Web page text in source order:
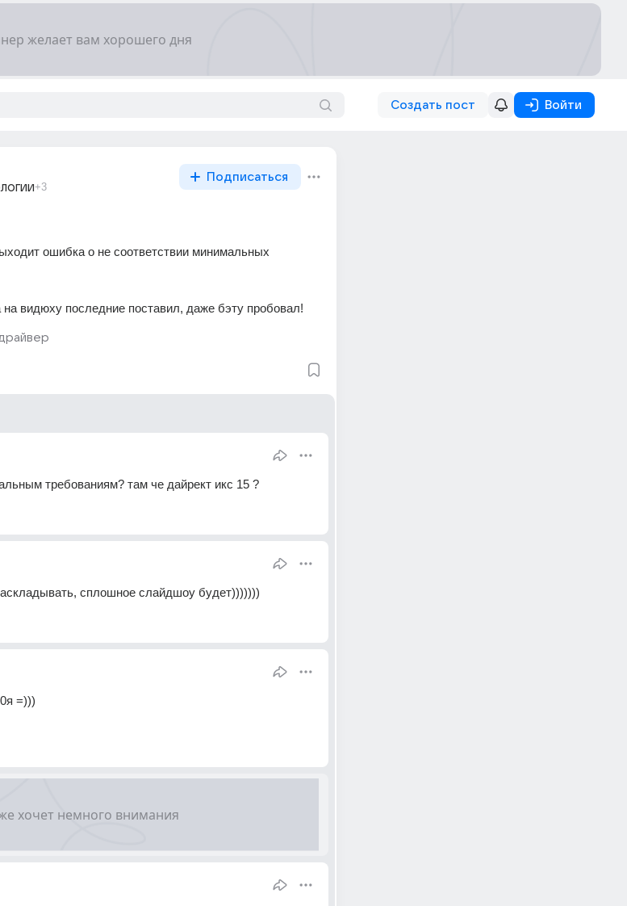
Создать пост Войти
+3
Подписаться
ошибка о не соответствии минимальных
на видюху последние поставил, даже бэту пробовал!
требованиям? там че дайрект икс 15 ?
сплошное слайдшоу будет)))))))
=)))